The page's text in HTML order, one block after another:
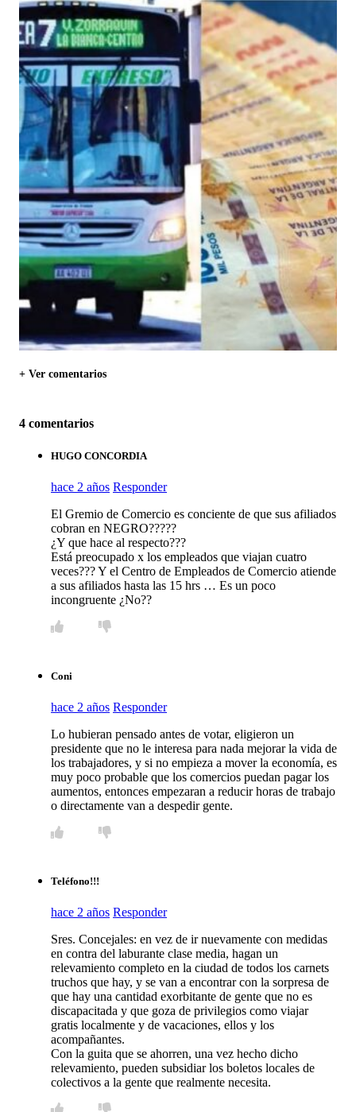
+ Ver comentarios
4 comentarios
HUGO CONCORDIA
hace 2 años Responder
El Gremio de Comercio es conciente de que sus afiliados
cobran en NEGRO?????
¿Y que hace al respecto???
Está preocupado x los empleados que viajan cuatro
veces??? Y el Centro de Empleados de Comercio atiende
a sus afiliados hasta las 15 hrs … Es un poco
incongruente ¿No??
Coni
hace 2 años Responder
Lo hubieran pensado antes de votar, eligieron un
presidente que no le interesa para nada mejorar la vida de
los trabajadores, y si no empieza a mover la economía, es
muy poco probable que los comercios puedan pagar los
aumentos, entonces empezaran a reducir horas de trabajo
o directamente van a despedir gente.
Teléfono!!!
hace 2 años Responder
Sres. Concejales: en vez de ir nuevamente con medidas
en contra del laburante clase media, hagan un
relevamiento completo en la ciudad de todos los carnets
truchos que hay, y se van a encontrar con la sorpresa de
que hay una cantidad exorbitante de gente que no es
discapacitada y que goza de privilegios como viajar
gratis localmente y de vacaciones, ellos y los
acompañantes.
Con la guita que se ahorren, una vez hecho dicho
relevamiento, pueden subsidiar los boletos locales de
colectivos a la gente que realmente necesita.